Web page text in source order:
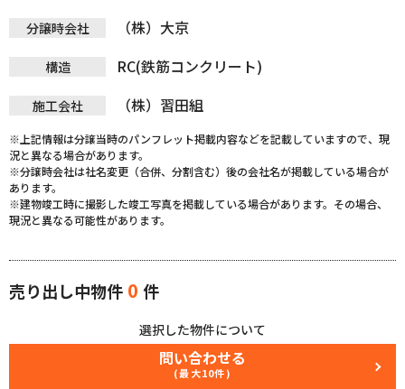
分譲時会社 （株）大京
構造 RC(鉄筋コンクリート)
施工会社 （株）習田組
※上記情報は分譲当時のパンフレット掲載内容などを記載していますので、現
況と異なる場合があります。
※分譲時会社は社名変更（合併、分割含む）後の会社名が掲載している場合が
あります。
※建物竣工時に撮影した竣工写真を掲載している場合があります。その場合、
現況と異なる可能性があります。
売り出し中物件 0 件
選択した物件について
問い合わせる
(最大10件)